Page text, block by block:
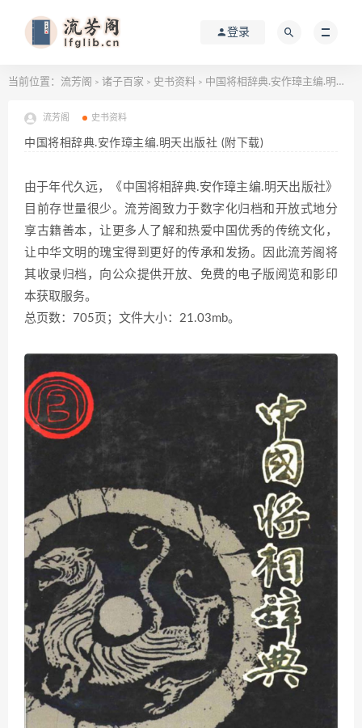
登录
当前位置： 流芳阁 > 诸子百家 > 史书资料 > 中国将相辞典.安作璋主编.明天出版社 (附下载)
流芳阁 史书资料
中国将相辞典.安作璋主编.明天出版社 (附下载)
由于年代久远，《中国将相辞典.安作璋主编.明天出版社》
目前存世量很少。流芳阁致力于数字化归档和开放式地分
享古籍善本，让更多人了解和热爱中国优秀的传统文化，
让中华文明的瑰宝得到更好的传承和发扬。因此流芳阁将
其收录归档，向公众提供开放、免费的电子版阅览和影印
本获取服务。
总页数：705页；文件大小：21.03mb。